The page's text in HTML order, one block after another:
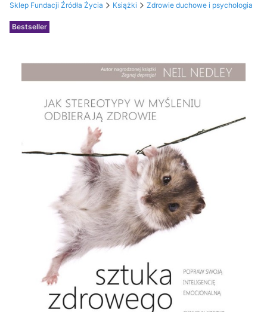
Sklep Fundacji Źródła Życia Książki Zdrowie duchowe i psychologia
Etykiety
Bestseller